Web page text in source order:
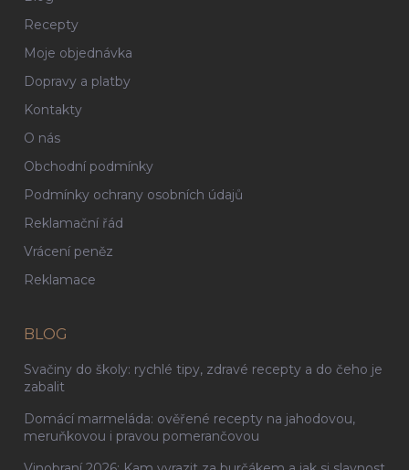
Recepty
Moje objednávka
Dopravy a platby
Kontakty
O nás
Obchodní podmínky
Podmínky ochrany osobních údajů
Reklamační řád
Vrácení peněz
Reklamace
BLOG
Svačiny do školy: rychlé tipy, zdravé recepty a do čeho je
zabalit
Domácí marmeláda: ověřené recepty na jahodovou,
meruňkovou i pravou pomerančovou